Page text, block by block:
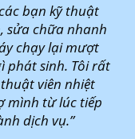
bạn kỹ thuật
sửa chữa nhanh
chạy lại mượt
phát sinh. Tôi rất
viên nhiệt
mình từ lúc tiếp
dịch vụ.”